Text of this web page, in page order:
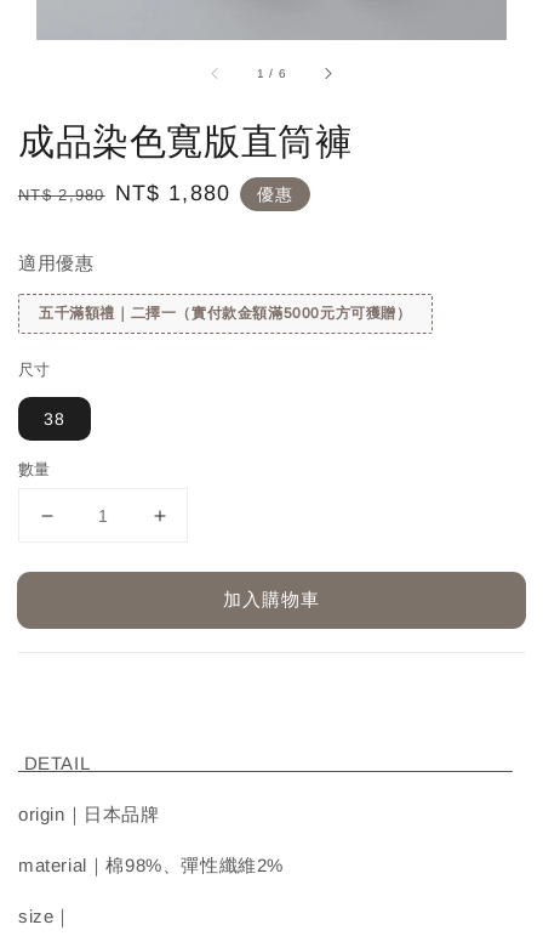
1 / 6
成品染色寬版直筒褲
Regular
NT$ 2,980
Sale
NT$ 1,880 優惠
適用優惠
五千滿額禮｜二擇一（實付款金額滿5000元方可獲贈）
尺寸
38
數量
加入購物車
DETAIL
origin｜日本品牌
material｜棉98%、彈性纖維2%
size｜